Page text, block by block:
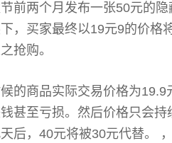
前两个月发布一张50元的
，买家最终以19元9的价格
抢购。
的商品实际交易价格为
甚至亏损。然后价格只会
后，40元将被30元代替。